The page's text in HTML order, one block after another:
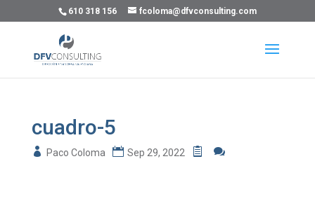
610 318 156 fcoloma@dfvconsulting.com
cuadro-5
Paco Coloma Sep 29, 2022